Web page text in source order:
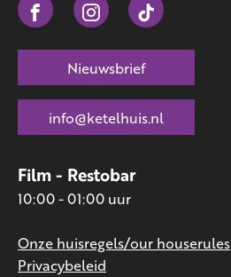
Film - Restobar
10:00 - 01:00 uur
Onze huisregels/our houserules
Privacybeleid
Nieuwsbrief
info@ketelhuis.nl